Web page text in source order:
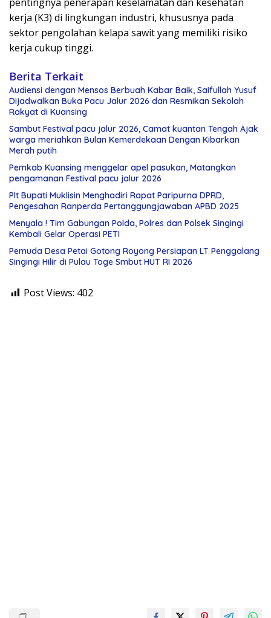
kerja (K3) di lingkungan industri, khususnya pada
sektor pengolahan kelapa sawit yang memiliki risiko
kerja cukup tinggi.
Berita Terkait
Audiensi dengan Mensos Berbuah Kabar Baik, Saifullah Yusuf
Dijadwalkan Buka Pacu Jalur 2026 dan Resmikan Sekolah
Rakyat di Kuansing
Sambut Festival pacu jalur 2026, Camat kuantan Tengah Ajak
warga meriahkan Bulan Kemerdekaan Dengan Kibarkan
Merah putih
Pemkab Kuansing menggelar apel pasukan, Matangkan
pengamanan Festival pacu jalur 2026
Plt Bupati Muklisin Menghadiri Rapat Paripurna DPRD,
Pengesahan Ranperda Pertanggungjawaban APBD 2025
Menyala ! Tim Gabungan Polda, Polres dan Polsek Singingi
Kembali Gelar Operasi PETI
Pemuda Desa Petai Gotong Royong Persiapan LT Penggalang
Singingi Hilir di Pulau Toge Smbut HUT RI 2026
Post Views: 402